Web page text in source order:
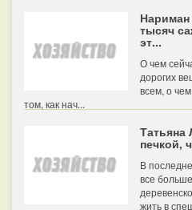
тысяч
эт...
О чем
дорогих
всем, о
том, как нач...
Татьяна
печкой,
В
все
жить в